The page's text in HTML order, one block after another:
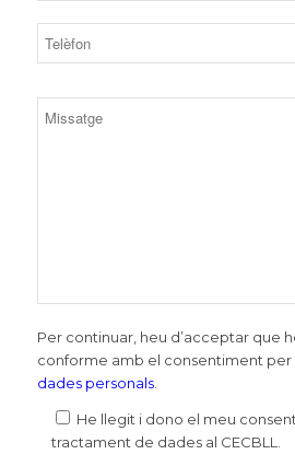
Per continuar, heu d’acceptar que
conforme amb el consentiment
dades personals.
He llegit i dono el meu
tractament de dades al CECBLL.